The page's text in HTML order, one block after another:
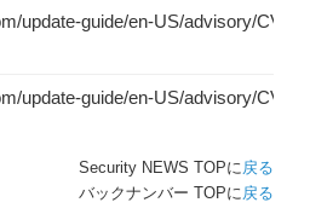
update-guide/en-US/advisory/CVE-
update-guide/en-US/advisory/CVE-
update-guide/en-US/advisory/CVE-
Security NEWS TOPに 戻る
バックナンバー TOPに 戻る